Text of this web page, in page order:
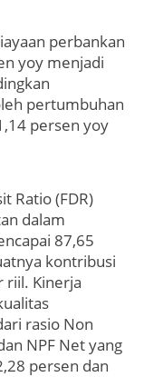
perbankan
yoy menjadi
pertumbuhan
persen yoy
Ratio (FDR)
dalam
87,65
kontribusi
riil. Kinerja
rasio Non
NPF Net yang
persen dan